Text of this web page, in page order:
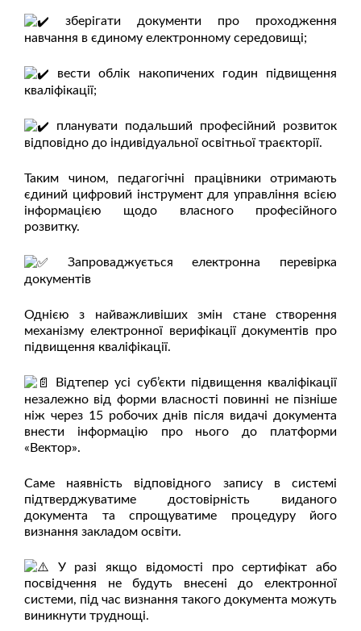
зберігати документи про проходження
навчання в єдиному електронному середовищі;
вести облік накопичених годин підвищення
кваліфікації;
планувати подальший професійний розвиток
відповідно до індивідуальної освітньої траєкторії.
Таким чином, педагогічні працівники отримають
єдиний цифровий інструмент для управління всією
інформацією щодо власного професійного
розвитку.
Запроваджується електронна перевірка
документів
Однією з найважливіших змін стане створення
механізму електронної верифікації документів про
підвищення кваліфікації.
Відтепер усі суб’єкти підвищення кваліфікації
незалежно від форми власності повинні не пізніше
ніж через 15 робочих днів після видачі документа
внести інформацію про нього до платформи
«Вектор».
Саме наявність відповідного запису в системі
підтверджуватиме достовірність виданого
документа та спрощуватиме процедуру його
визнання закладом освіти.
У разі якщо відомості про сертифікат або
посвідчення не будуть внесені до електронної
системи, під час визнання такого документа можуть
виникнути труднощі.